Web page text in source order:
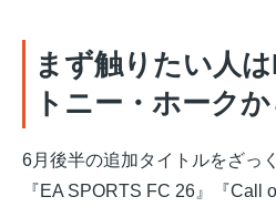
まず触りたい人は
トニー・ホークか
6月後半の追加タイトルをざっ
『EA SPORTS FC 26』『Call